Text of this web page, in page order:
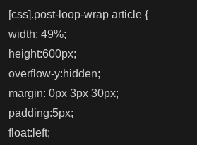
[css].post-loop-wrap article {
width: 49%;
height:600px;
overflow-y:hidden;
margin: 0px 3px 30px;
padding:5px;
float:left;